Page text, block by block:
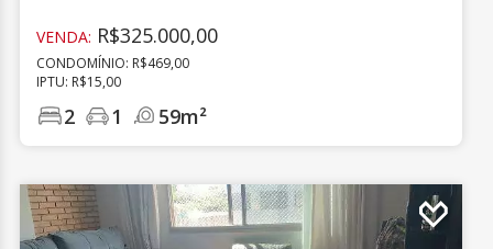
VENDA: R$325.000,00
CONDOMÍNIO: R$469,00
IPTU: R$15,00
2 1 59m²